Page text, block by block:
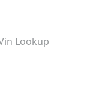
Lookup